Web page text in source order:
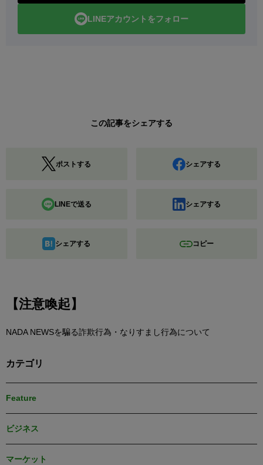
LINEアカウントをフォロー
この記事をシェアする
ポストする シェアする
LINEで送る シェアする
シェアする コピー
【注意喚起】
NADA NEWSを騙る詐欺行為・なりすまし行為について
カテゴリ
Feature
ビジネス
マーケット